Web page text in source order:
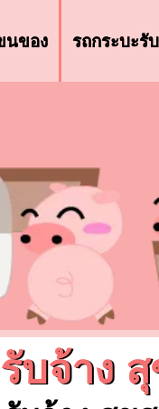
นของ รถกระบะรั
บจ้าง